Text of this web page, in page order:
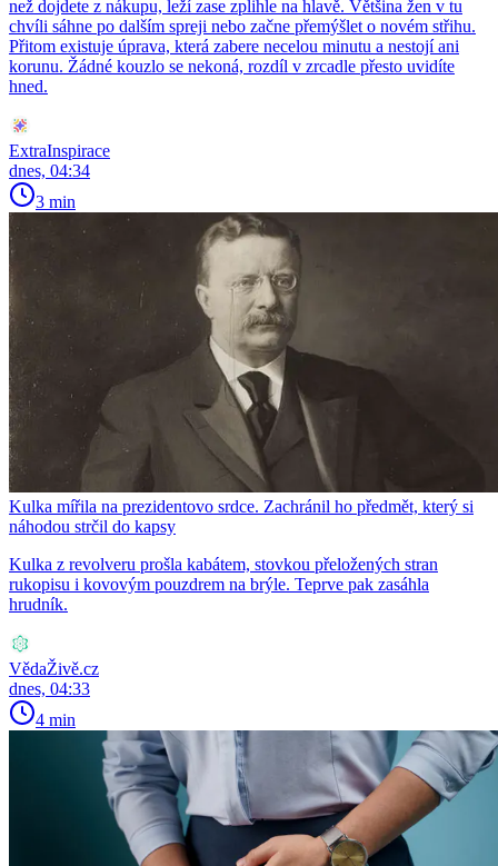
než dojdete z nákupu, leží zase zplihle na hlavě. Většina žen v tu
chvíli sáhne po dalším spreji nebo začne přemýšlet o novém střihu.
Přitom existuje úprava, která zabere necelou minutu a nestojí ani
korunu. Žádné kouzlo se nekoná, rozdíl v zrcadle přesto uvidíte
hned.
ExtraInspirace
dnes, 04:34
3 min
Kulka mířila na prezidentovo srdce. Zachránil ho předmět, který si
náhodou strčil do kapsy
Kulka z revolveru prošla kabátem, stovkou přeložených stran
rukopisu i kovovým pouzdrem na brýle. Teprve pak zasáhla
hrudník.
VědaŽivě.cz
dnes, 04:33
4 min